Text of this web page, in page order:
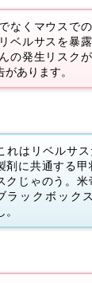
なくマウスで
ベルサスを暴露
の発生リスク
あります。
れはリベルサ
剤に共通する甲
クじゃのう。
ラックボック
。